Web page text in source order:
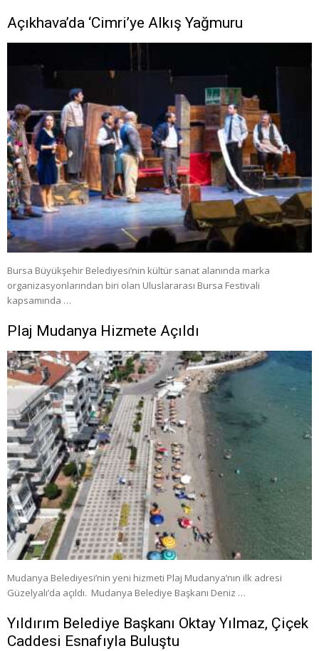
Açıkhava’da ‘Cimri’ye Alkış Yağmuru
Bursa Büyükşehir Belediyesi’nin kültür sanat alanında marka
organizasyonlarından biri olan Uluslararası Bursa Festivali
kapsamında …
Plaj Mudanya Hizmete Açıldı
Mudanya Belediyesi’nin yeni hizmeti Plaj Mudanya’nın ilk adresi
Güzelyalı’da açıldı. Mudanya Belediye Başkanı Deniz …
Yıldırım Belediye Başkanı Oktay Yılmaz, Çiçek
Caddesi Esnafıyla Buluştu